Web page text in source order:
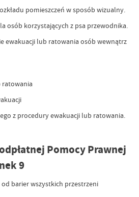
pomieszczeń w sposób wizualny.
korzystających z psa przewodnika.
ewakuacji lub ratowania osób wewnątrz
z procedury ewakuacji lub ratowania.
Pomocy Prawnej
9
barier wszystkich przestrzeni